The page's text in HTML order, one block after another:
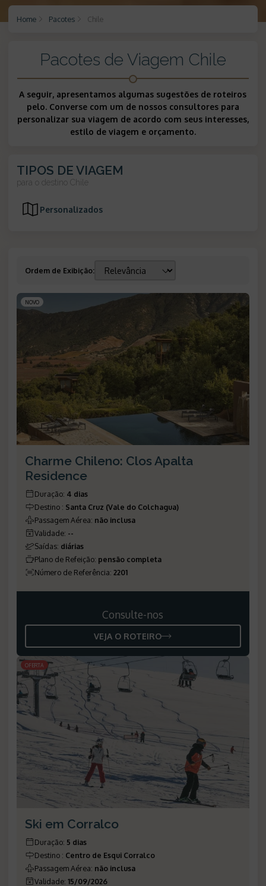
Home Pacotes Chile
Pacotes de Viagem Chile
A seguir, apresentamos algumas sugestões de roteiros
pelo. Converse com um de nossos consultores para
personalizar sua viagem de acordo com seus interesses,
estilo de viagem e orçamento.
TIPOS DE VIAGEM
para o destino Chile
Personalizados
Ordem de Exibição:
NOVO
Charme Chileno: Clos Apalta
Residence
Duração: 4 dias
Destino : Santa Cruz (Vale do Colchagua)
Passagem Aérea: não inclusa
Validade: --
Saídas: diárias
Plano de Refeição: pensão completa
Número de Referência: 2201
Consulte-nos
VEJA O ROTEIRO
OFERTA
Ski em Corralco
Duração: 5 dias
Destino : Centro de Esqui Corralco
Passagem Aérea: não inclusa
Validade: 15/09/2026